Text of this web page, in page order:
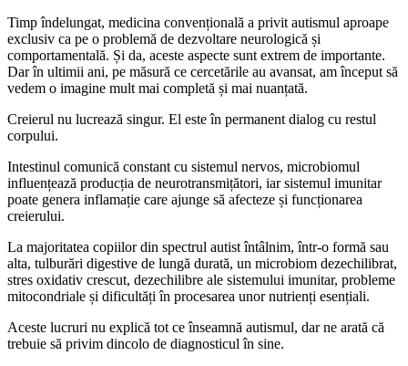
Timp îndelungat, medicina convențională a privit autismul aproape
exclusiv ca pe o problemă de dezvoltare neurologică și
comportamentală. Și da, aceste aspecte sunt extrem de importante.
Dar în ultimii ani, pe măsură ce cercetările au avansat, am început să
vedem o imagine mult mai completă și mai nuanțată.
Creierul nu lucrează singur. El este în permanent dialog cu restul
corpului.
Intestinul comunică constant cu sistemul nervos, microbiomul
influențează producția de neurotransmițători, iar sistemul imunitar
poate genera inflamație care ajunge să afecteze și funcționarea
creierului.
La majoritatea copiilor din spectrul autist întâlnim, într-o formă sau
alta, tulburări digestive de lungă durată, un microbiom dezechilibrat,
stres oxidativ crescut, dezechilibre ale sistemului imunitar, probleme
mitocondriale și dificultăți în procesarea unor nutrienți esențiali.
Aceste lucruri nu explică tot ce înseamnă autismul, dar ne arată că
trebuie să privim dincolo de diagnosticul în sine.